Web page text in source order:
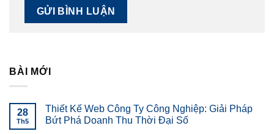
BÀI MỚI
28
Th5
Thiết Kế Web Công Ty Công Nghiệp: Giải Pháp
Bứt Phá Doanh Thu Thời Đại Số